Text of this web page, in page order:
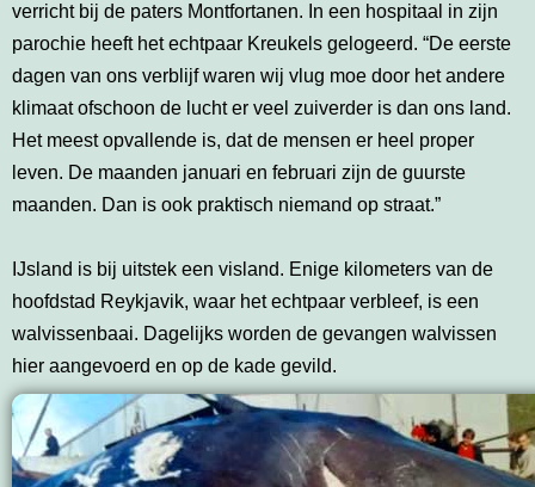
verricht bij de paters Montfortanen. In een hospitaal in zijn
parochie heeft het echtpaar Kreukels gelogeerd. “De eerste
dagen van ons verblijf waren wij vlug moe door het andere
klimaat ofschoon de lucht er veel zuiverder is dan ons land.
Het meest opvallende is, dat de mensen er heel proper
leven. De maanden januari en februari zijn de guurste
maanden. Dan is ook praktisch niemand op straat.”
IJsland is bij uitstek een visland. Enige kilometers van de
hoofdstad Reykjavik, waar het echtpaar verbleef, is een
walvissenbaai. Dagelijks worden de gevangen walvissen
hier aangevoerd en op de kade gevild.